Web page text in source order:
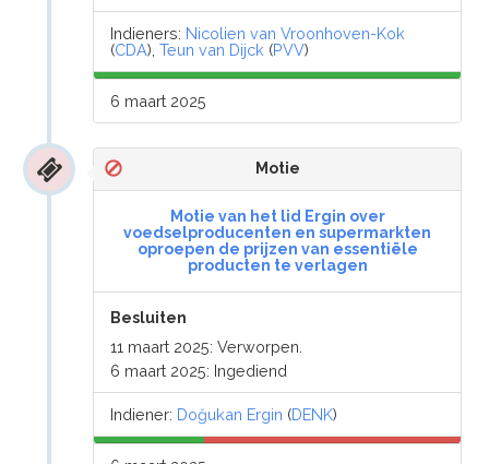
Indieners: Nicolien van Vroonhoven-Kok
(CDA),Teun van Dijck (PVV)
6 maart 2025
Motie
Motie van het lid Ergin over
voedselproducenten en supermarkten
oproepen de prijzen van essentiële
producten te verlagen
Besluiten
11 maart 2025: Verworpen.
6 maart 2025: Ingediend
Indiener: Doğukan Ergin (DENK)